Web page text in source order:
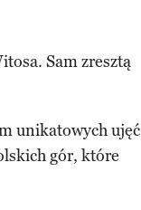
Sam zresztą
unikatowych ujęć
gór, które